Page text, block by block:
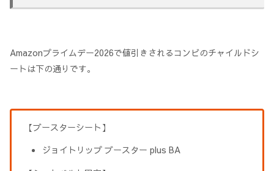
Amazonプライムデー2026で値引きされるコンビのチャイルドシ
ートは下の通りです。
【ブースターシート】
ジョイトリップ ブースター plus BA